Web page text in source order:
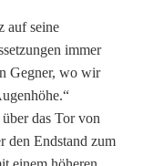
auf seine
immer
Gegner, wo wir
das Tor von
den Endstand zum